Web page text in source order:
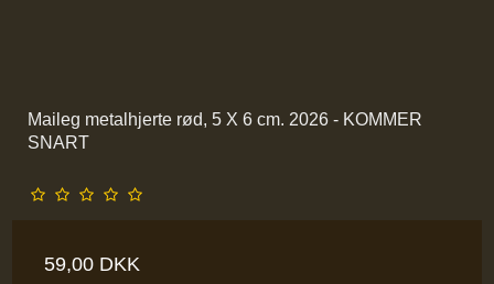
Maileg metalhjerte rød, 5 X 6 cm. 2026 - KOMMER
SNART
59,00 DKK